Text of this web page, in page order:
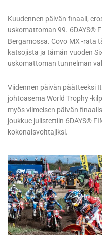
Kuudennen päivän finaali,
uskomattoman 99. 6DAYS®
Bergamossa. Covo MX -rata
katsojista ja tämän vuoden
uskomattoman tunnelman
Viidennen päivän päätteeksi
johtoasema World Trophy -
myös viimeisen päivän
joukkue julistettiin 6DAYS®
kokonaisvoittajiksi.